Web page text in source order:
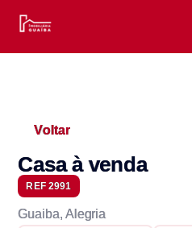
Voltar
Casa à venda
REF 2991
Guaiba, Alegria